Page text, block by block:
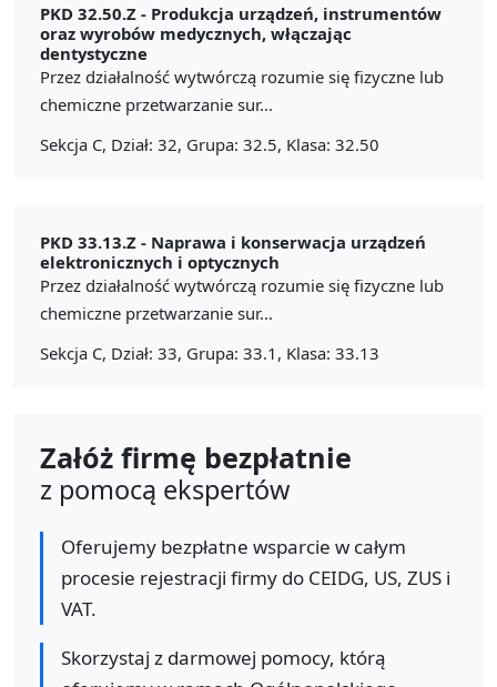
PKD 32.50.Z - Produkcja urządzeń, instrumentów
oraz wyrobów medycznych, włączając
dentystyczne
Przez działalność wytwórczą rozumie się fizyczne lub
chemiczne przetwarzanie sur...
Sekcja C, Dział: 32, Grupa: 32.5, Klasa: 32.50
PKD 33.13.Z - Naprawa i konserwacja urządzeń
elektronicznych i optycznych
Przez działalność wytwórczą rozumie się fizyczne lub
chemiczne przetwarzanie sur...
Sekcja C, Dział: 33, Grupa: 33.1, Klasa: 33.13
Załóż firmę bezpłatnie
z pomocą ekspertów
Oferujemy bezpłatne wsparcie w całym
procesie rejestracji firmy do CEIDG, US, ZUS i
VAT.
Skorzystaj z darmowej pomocy, którą